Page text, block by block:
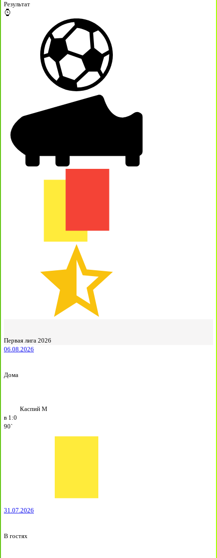
Результат
Первая лига 2026
06.08.2026
Дома
Каспий М
в 1:0
90`
31.07.2026
В гостях